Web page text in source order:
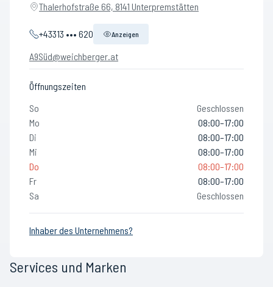
Thalerhofstraße 66, 8141 Unterpremstätten
+43313 ••• 620 Anzeigen
A9Süd@weichberger.at
Öffnungszeiten
So
Geschlossen
Mo
08:00–17:00
Di
08:00–17:00
Mi
08:00–17:00
Do
08:00–17:00
Fr
08:00–17:00
Sa
Geschlossen
Inhaber des Unternehmens?
Services und Marken